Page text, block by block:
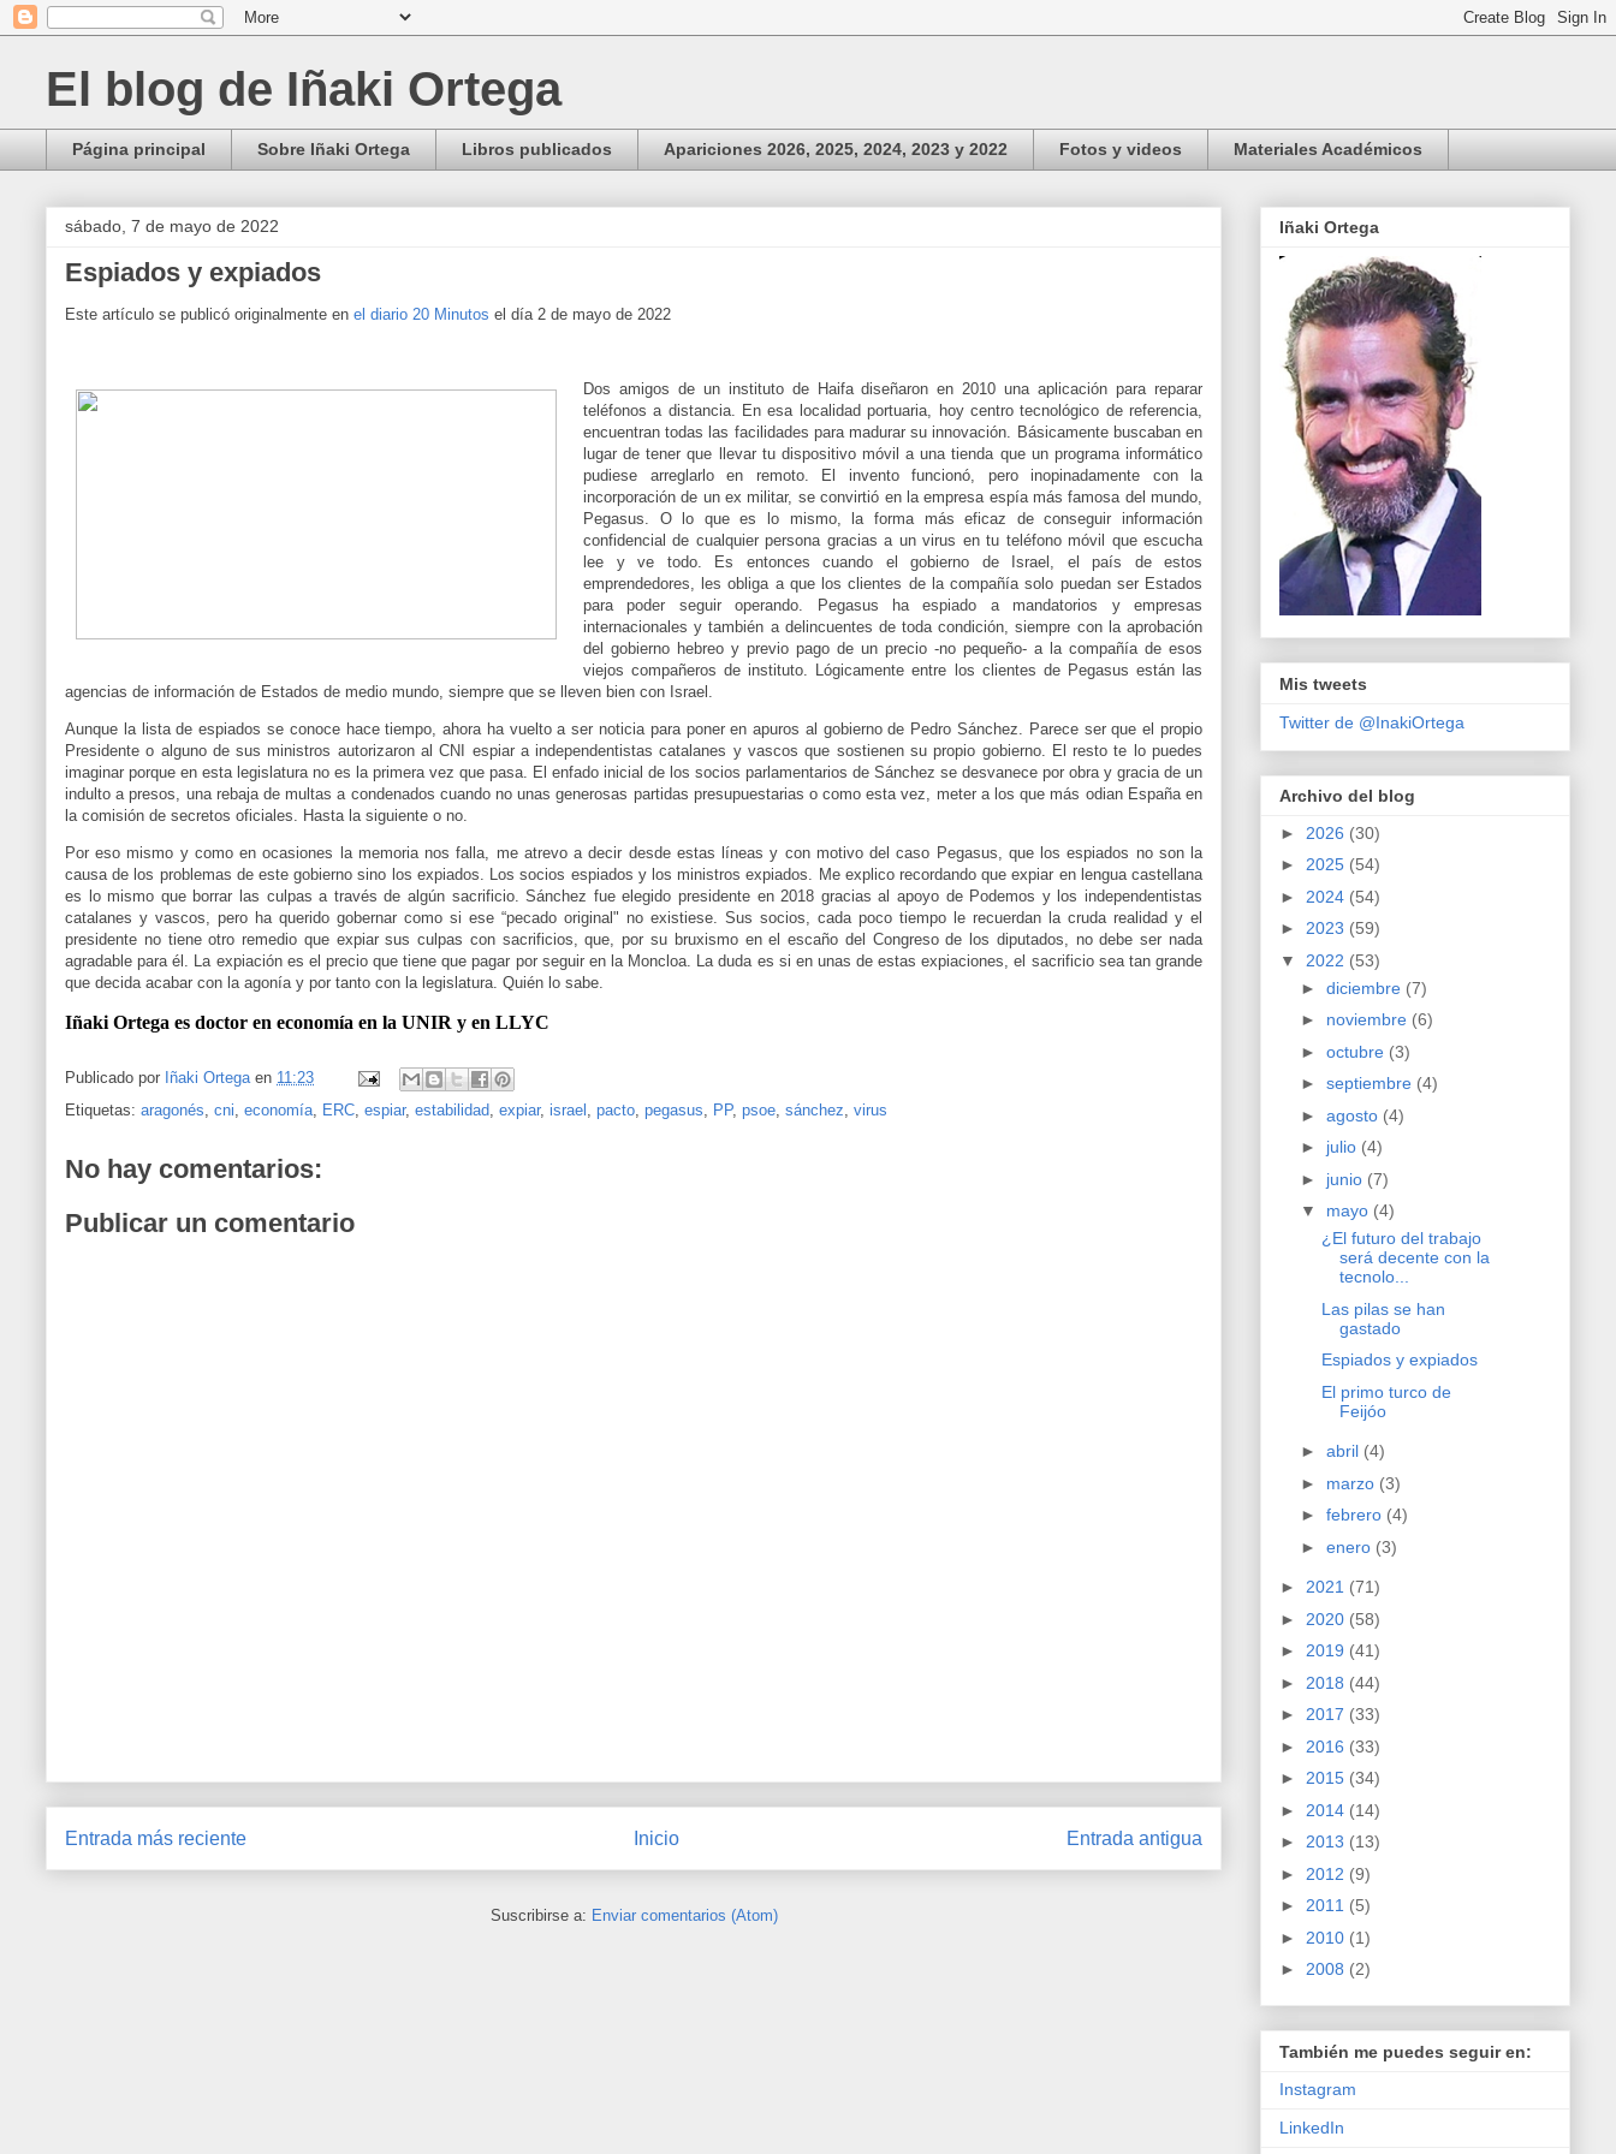
El blog de Iñaki Ortega
Página principal Sobre Iñaki Ortega Libros publicados Apariciones 2026, 2025, 2024, 2023 y 2022 Fotos y videos Materiales Académicos
sábado, 7 de mayo de 2022
Espiados y expiados
Este artículo se publicó originalmente en el diario 20 Minutos el día 2 de mayo de 2022
Dos amigos de un instituto de Haifa diseñaron en 2010 una aplicación para reparar
teléfonos a distancia. En esa localidad portuaria, hoy centro tecnológico de referencia,
encuentran todas las facilidades para madurar su innovación. Básicamente buscaban en
lugar de tener que llevar tu dispositivo móvil a una tienda que un programa informático
pudiese arreglarlo en remoto. El invento funcionó, pero inopinadamente con la
incorporación de un ex militar, se convirtió en la empresa espía más famosa del mundo,
Pegasus. O lo que es lo mismo, la forma más eficaz de conseguir información
confidencial de cualquier persona gracias a un virus en tu teléfono móvil que escucha
lee y ve todo. Es entonces cuando el gobierno de Israel, el país de estos
emprendedores, les obliga a que los clientes de la compañía solo puedan ser Estados
para poder seguir operando. Pegasus ha espiado a mandatorios y empresas
internacionales y también a delincuentes de toda condición, siempre con la aprobación
del gobierno hebreo y previo pago de un precio -no pequeño- a la compañía de esos
viejos compañeros de instituto. Lógicamente entre los clientes de Pegasus están las
agencias de información de Estados de medio mundo, siempre que se lleven bien con Israel.
Aunque la lista de espiados se conoce hace tiempo, ahora ha vuelto a ser noticia para poner en apuros al gobierno de Pedro Sánchez. Parece ser que el propio
Presidente o alguno de sus ministros autorizaron al CNI espiar a independentistas catalanes y vascos que sostienen su propio gobierno. El resto te lo puedes
imaginar porque en esta legislatura no es la primera vez que pasa. El enfado inicial de los socios parlamentarios de Sánchez se desvanece por obra y gracia de un
indulto a presos, una rebaja de multas a condenados cuando no unas generosas partidas presupuestarias o como esta vez, meter a los que más odian España en
la comisión de secretos oficiales. Hasta la siguiente o no.
Por eso mismo y como en ocasiones la memoria nos falla, me atrevo a decir desde estas líneas y con motivo del caso Pegasus, que los espiados no son la
causa de los problemas de este gobierno sino los expiados. Los socios espiados y los ministros expiados. Me explico recordando que expiar en lengua castellana
es lo mismo que borrar las culpas a través de algún sacrificio. Sánchez fue elegido presidente en 2018 gracias al apoyo de Podemos y los independentistas
catalanes y vascos, pero ha querido gobernar como si ese “pecado original" no existiese. Sus socios, cada poco tiempo le recuerdan la cruda realidad y el
presidente no tiene otro remedio que expiar sus culpas con sacrificios, que, por su bruxismo en el escaño del Congreso de los diputados, no debe ser nada
agradable para él. La expiación es el precio que tiene que pagar por seguir en la Moncloa. La duda es si en unas de estas expiaciones, el sacrificio sea tan grande
que decida acabar con la agonía y por tanto con la legislatura. Quién lo sabe.
Iñaki Ortega es doctor en economía en la UNIR y en LLYC
Publicado por Iñaki Ortega en 11:23
Etiquetas: aragonés cni economía ERC espiar, estabilidad expiar, israel pacto pegasus PP, psoe sánchez virus
No hay comentarios:
Publicar un comentario
Entrada más reciente Entrada antigua
Inicio
Suscribirse a: Enviar comentarios (Atom)
Iñaki Ortega
Mis tweets
Twitter de @InakiOrtega
Archivo del blog
► 2026 (30)
► 2025 (54)
► 2024 (54)
► 2023 (59)
▼ 2022 (53)
► diciembre (7)
► noviembre (6)
► octubre (3)
► septiembre (4)
► agosto (4)
► julio (4)
► junio (7)
▼ mayo (4)
¿El futuro del trabajo
será decente con la
tecnolo...
Las pilas se han
gastado
Espiados y expiados
El primo turco de
Feijóo
► abril (4)
► marzo (3)
► febrero (4)
► enero (3)
► 2021 (71)
► 2020 (58)
► 2019 (41)
► 2018 (44)
► 2017 (33)
► 2016 (33)
► 2015 (34)
► 2014 (14)
► 2013 (13)
► 2012 (9)
► 2011 (5)
► 2010 (1)
► 2008 (2)
También me puedes seguir en:
Instagram
LinkedIn